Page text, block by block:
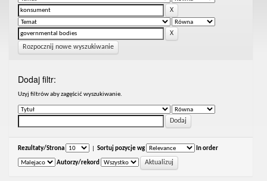
Rozpocznij nowe wyszukiwanie
Dodaj filtr:
Uzyj filtrów aby zagęścić wyszukiwanie.
Rezultaty/Strona Sortuj pozycje wg In order
Autorzy/rekord